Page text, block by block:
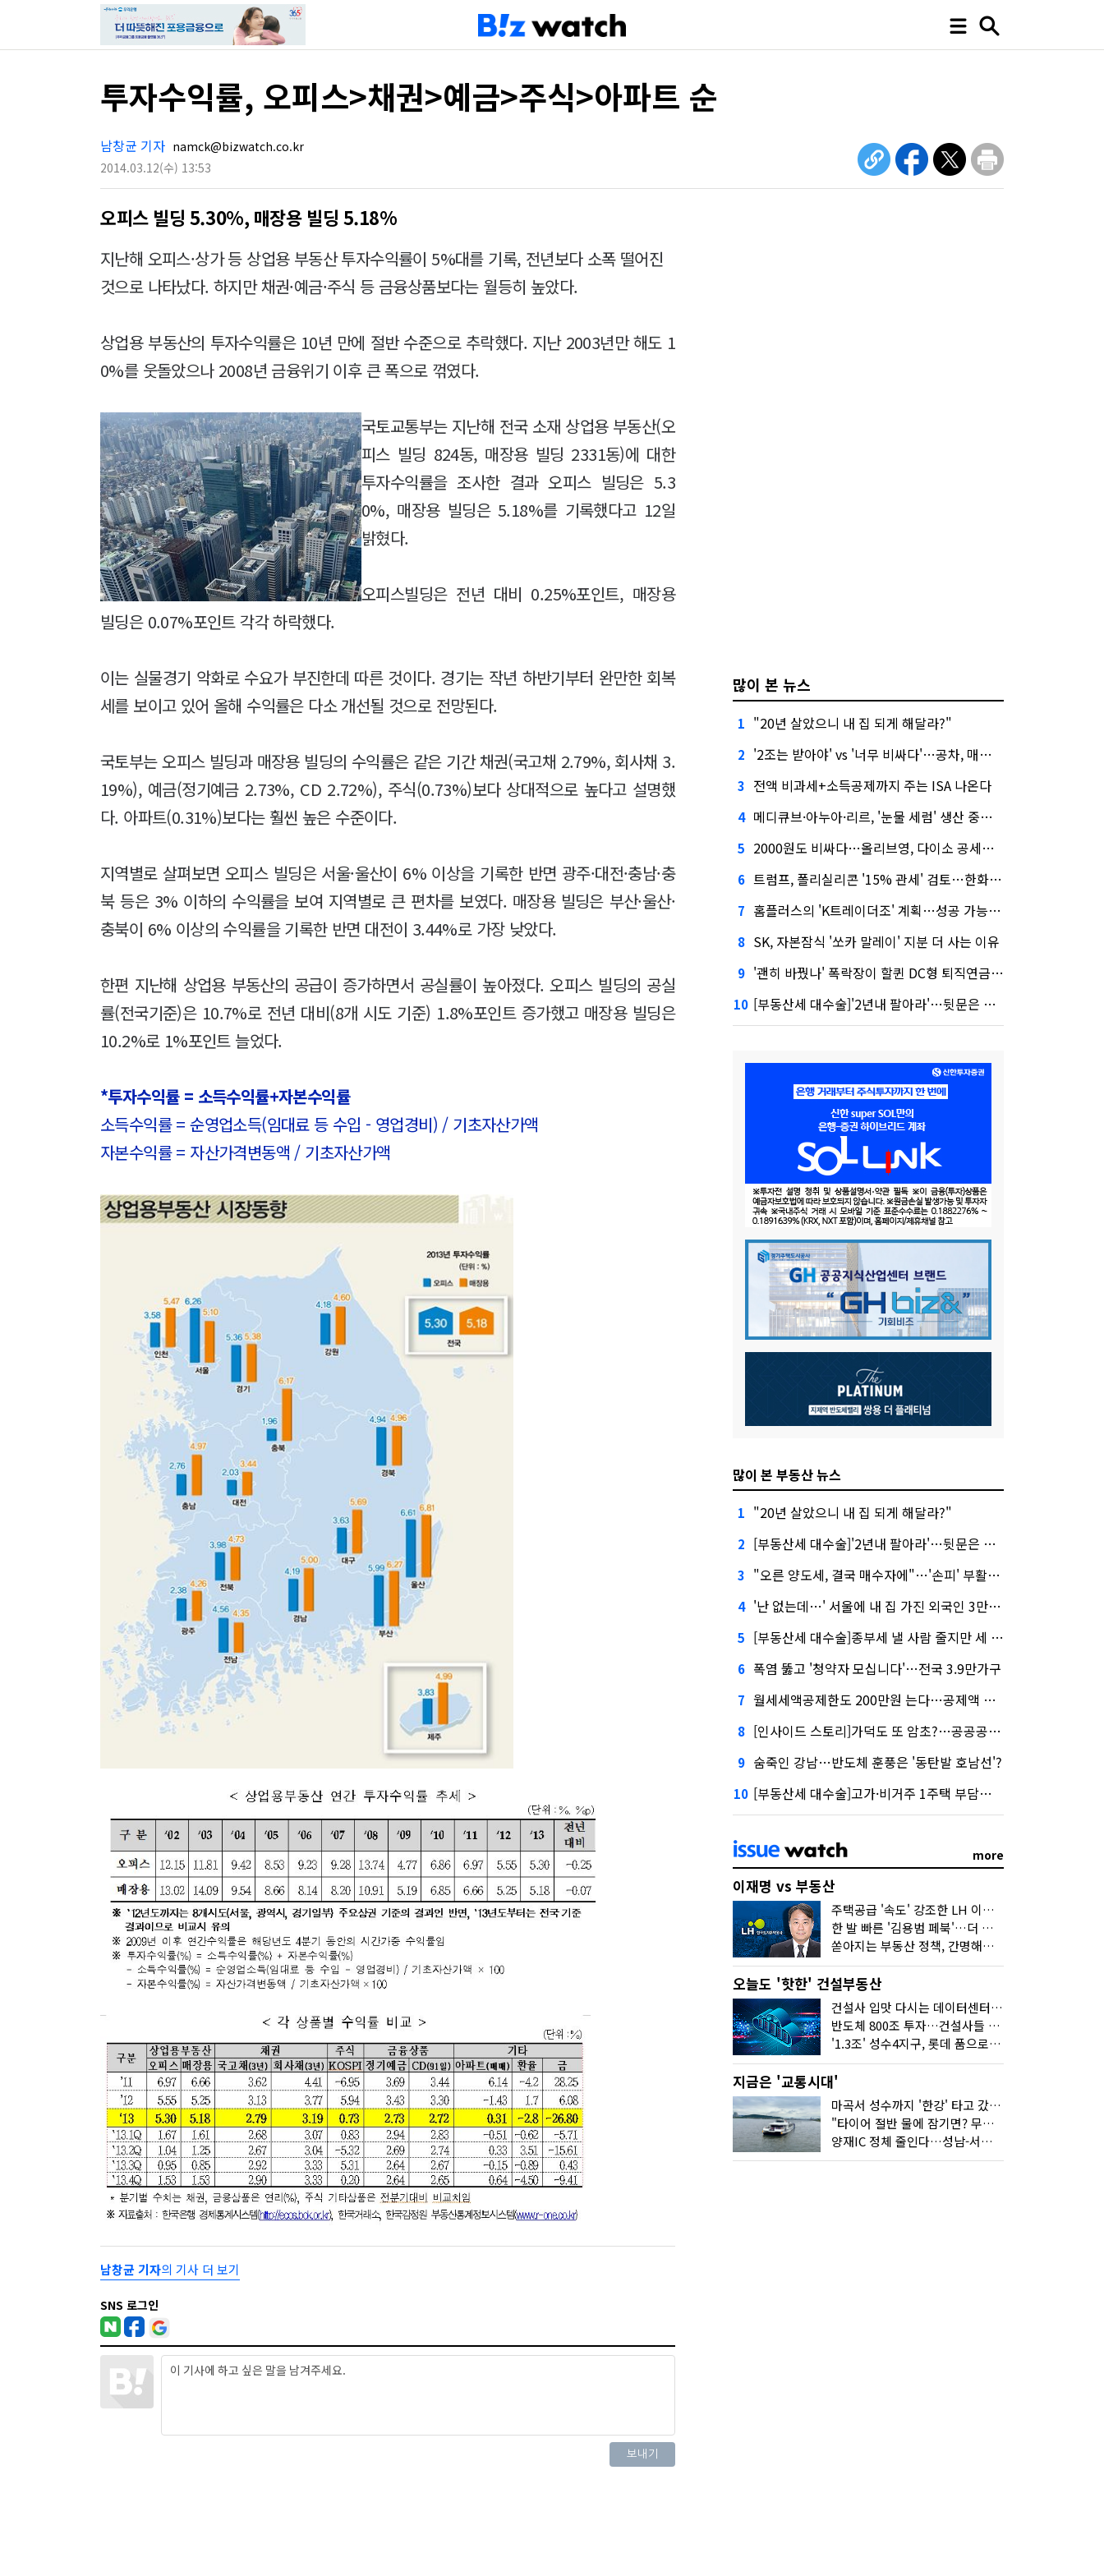
투자수익률, 오피스>채권>예금>주식>아파트 순
남창균 기자 namck@bizwatch.co.kr
2014.03.12(수) 13:53
오피스 빌딩 5.30%, 매장용 빌딩 5.18%
지난해 오피스·상가 등 상업용 부동산 투자수익률이 5%대를 기록, 전년보다 소폭 떨어진
것으로 나타났다. 하지만 채권·예금·주식 등 금융상품보다는 월등히 높았다.
상업용 부동산의 투자수익률은 10년 만에 절반 수준으로 추락했다. 지난 2003년만 해도 1
0%를 웃돌았으나 2008년 금융위기 이후 큰 폭으로 꺾였다.
국토교통부는 지난해 전국 소재 상업용 부동산(오
피스 빌딩 824동, 매장용 빌딩 2331동)에 대한
투자수익률을 조사한 결과 오피스 빌딩은 5.3
0%, 매장용 빌딩은 5.18%를 기록했다고 12일
밝혔다.
오피스빌딩은 전년 대비 0.25%포인트, 매장용
빌딩은 0.07%포인트 각각 하락했다.
이는 실물경기 악화로 수요가 부진한데 따른 것이다. 경기는 작년 하반기부터 완만한 회복
세를 보이고 있어 올해 수익률은 다소 개선될 것으로 전망된다.
국토부는 오피스 빌딩과 매장용 빌딩의 수익률은 같은 기간 채권(국고채 2.79%, 회사채 3.
19%), 예금(정기예금 2.73%, CD 2.72%), 주식(0.73%)보다 상대적으로 높다고 설명했
다. 아파트(0.31%)보다는 훨씬 높은 수준이다.
지역별로 살펴보면 오피스 빌딩은 서울·울산이 6% 이상을 기록한 반면 광주·대전·충남·충
북 등은 3% 이하의 수익률을 보여 지역별로 큰 편차를 보였다. 매장용 빌딩은 부산·울산·
충북이 6% 이상의 수익률을 기록한 반면 대전이 3.44%로 가장 낮았다.
한편 지난해 상업용 부동산의 공급이 증가하면서 공실률이 높아졌다. 오피스 빌딩의 공실
률(전국기준)은 10.7%로 전년 대비(8개 시도 기준) 1.8%포인트 증가했고 매장용 빌딩은
10.2%로 1%포인트 늘었다.
*투자수익률 = 소득수익률+자본수익률
소득수익률 = 순영업소득(임대료 등 수입 - 영업경비) / 기초자산가액
자본수익률 = 자산가격변동액 / 기초자산가액
남창균 기자의 기사 더 보기
SNS 로그인
많이 본 뉴스
1 "20년 살았으니 내 집 되게 해달라?"
2 '2조는 받아야' vs '너무 비싸다'…공차, 매각 성공할까
3 전액 비과세+소득공제까지 주는 ISA 나온다
4 메디큐브·아누아·리르, '눈물 세럼' 생산 중단한다
5 2000원도 비싸다…올리브영, 다이소 공세에 '가성비'로 맞불
6 트럼프, 폴리실리콘 '15% 관세' 검토…한화큐셀·OCI 영향은?
7 홈플러스의 'K트레이더조' 계획…성공 가능성은 '글쎄'
8 SK, 자본잠식 '쏘카 말레이' 지분 더 사는 이유
9 '괜히 바꿨나' 폭락장이 할퀸 DC형 퇴직연금…전문가 조언은
10 [부동산세 대수술]'2년내 팔아라'…뒷문은 열었다
많이 본 부동산 뉴스
1 "20년 살았으니 내 집 되게 해달라?"
2 [부동산세 대수술]'2년내 팔아라'…뒷문은 열었다
3 "오른 양도세, 결국 매수자에"…'손피' 부활할까?
4 '난 없는데…' 서울에 내 집 가진 외국인 3만3000명
5 [부동산세 대수술]종부세 낼 사람 줄지만 세 부담 커진다
6 폭염 뚫고 '청약자 모십니다'…전국 3.9만가구
7 월세세액공제한도 200만원 는다…공제액 최대 54만원↑
8 [인사이드 스토리]가덕도 또 암초?…공공공사의 '굴레'
9 숨죽인 강남…반도체 훈풍은 '동탄발 호남선'?
10 [부동산세 대수술]고가·비거주 1주택 부담…'대전족'도 불똥
more
이재명 vs 부동산
주택공급 '속도' 강조한 LH 이성훈 "전력질주해야"
한 발 빠른 '김용범 페북'…더 강한 부동산 규제 나오나
쏟아지는 부동산 정책, 간명해져야
오늘도 '핫한' 건설부동산
건설사 입맛 다시는 데이터센터…암초는 '주민 반대'
반도체 800조 투자…건설사들 "물 들어온다!"
'1.3조' 성수4지구, 롯데 품으로…'성수르엘 S70' 거듭
지금은 '교통시대'
마곡서 성수까지 '한강' 타고 갔습니다
"타이어 절반 물에 잠기면? 무조건 탈출하세요"
양재IC 정체 줄인다…성남-서초 고속도로 2029년 착공